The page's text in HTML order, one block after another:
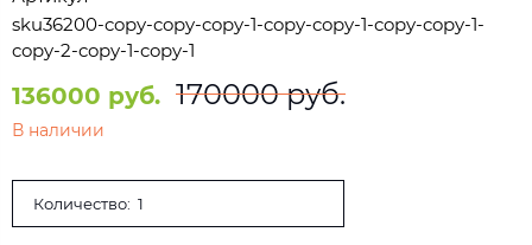
sku36200-copy-copy-copy-1-copy-copy-1-copy-copy-1-
copy-2-copy-1-copy-1
136000 руб. 170000 руб.
В наличии
Количество: